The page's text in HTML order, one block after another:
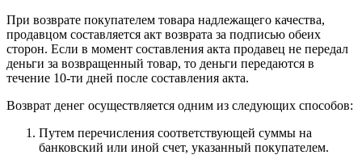
При возврате покупателем товара надлежащего качества,
продавцом составляется акт возврата за подписью обеих
сторон. Если в момент составления акта продавец не передал
деньги за возвращенный товар, то деньги передаются в
течение 10-ти дней после составления акта.
Возврат денег осуществляется одним из следующих способов:
Путем перечисления соответствующей суммы на
банковский или иной счет, указанный покупателем.